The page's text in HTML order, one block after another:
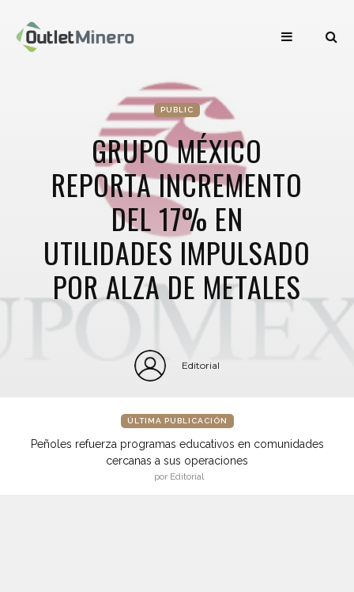
PUBLIC
GRUPO MÉXICO
REPORTA INCREMENTO
DEL 17% EN
UTILIDADES IMPULSADO
POR ALZA DE METALES
Editorial
ÚLTIMA PUBLICACIÓN
Peñoles refuerza programas educativos en comunidades
cercanas a sus operaciones
por Editorial